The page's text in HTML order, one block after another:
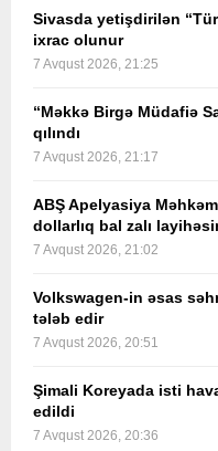
Sivasda yetişdirilən
ixrac olunur
7 Avqust 2026, 21:25
“Məkkə Birgə Müdafiə
qılındı
7 Avqust 2026, 21:17
ABŞ Apelyasiya
dollarlıq bal zalı
7 Avqust 2026, 21:02
Volkswagen-in əsas
tələb edir
7 Avqust 2026, 20:51
Şimali Koreyada isti
edildi
7 Avqust 2026, 20:36